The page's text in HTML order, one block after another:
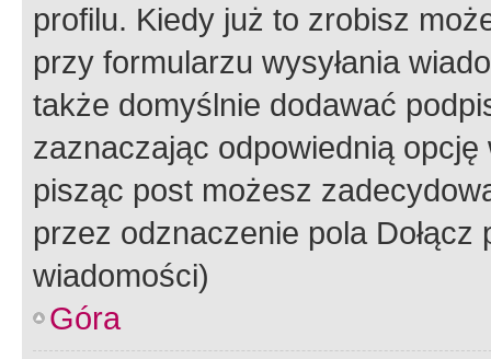
profilu. Kiedy już to zrobisz
przy formularzu wysyłania
także domyślnie dodawać
zaznaczając odpowiednią
pisząc post możesz
przez odznaczenie pola
wiadomości)
Góra